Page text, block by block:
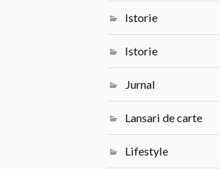
Istorie
Istorie
Jurnal
Lansari de carte
Lifestyle